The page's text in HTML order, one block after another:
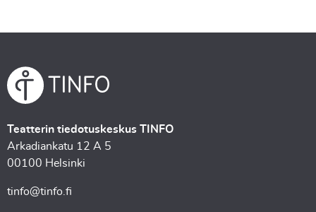
Teatterin tiedotuskeskus TINFO
Arkadiankatu 12 A 5
00100 Helsinki
tinfo@tinfo.fi